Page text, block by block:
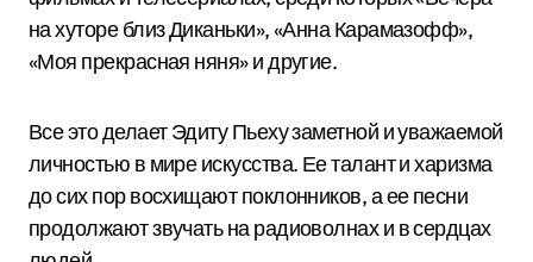
на хуторе близ Диканьки», «Анна Карамазофф»,
«Моя прекрасная няня» и другие.
Все это делает Эдиту Пьеху заметной и уважаемой
личностью в мире искусства. Ее талант и харизма
до сих пор восхищают поклонников, а ее песни
продолжают звучать на радиоволнах и в сердцах